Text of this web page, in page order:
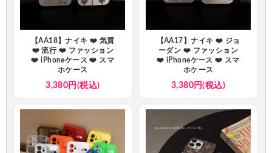
【AA18】ナイキ ❤️ 気質
❤️ 流行 ❤️ ファッション
❤️ iPhoneケース ❤️ スマ
ホケース
3,380円(税込)
【AA17】ナイキ ❤️ ジョ
ーダン ❤️ ファッション
❤️ iPhoneケース ❤️ スマ
ホケース
3,380円(税込)